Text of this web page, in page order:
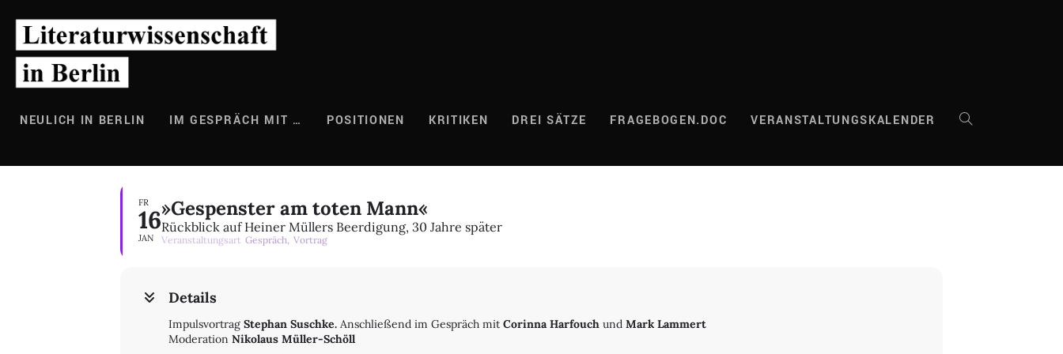
Inhalt
springen
NEULICH IN BERLIN IM GESPRÄCH MIT … POSITIONEN KRITIKEN DREI SÄTZE FRAGEBOGEN.DOC VERANSTALTUNGSKALENDER WEBSITE-
FR
16
JAN
»Gespenster am toten Mann«
Rückblick auf Heiner Müllers Beerdigung, 30 Jahre später
Veranstaltungsart Gespräch, Vortrag
Details
Impulsvortrag Stephan Suschke. Anschließend im Gespräch mit Corinna Harfouch und Mark Lammert
Moderation Nikolaus Müller-Schöll